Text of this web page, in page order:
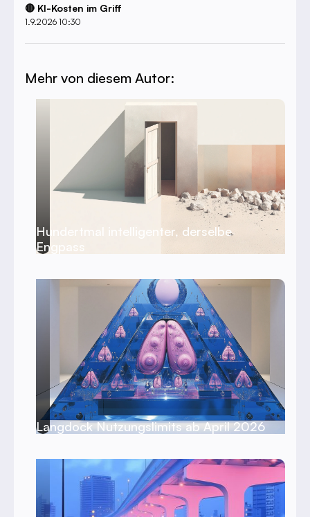
🔴 KI-Kosten im Griff
1.9.2026 10:30
Mehr von diesem Autor:
Hundertmal intelligenter, derselbe
Engpass
Langdock Nutzungslimits ab April 2026